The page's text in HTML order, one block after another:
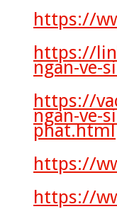
https://
https://
ngan-ve-
https://
ngan-ve-
phat.html
https://
https://